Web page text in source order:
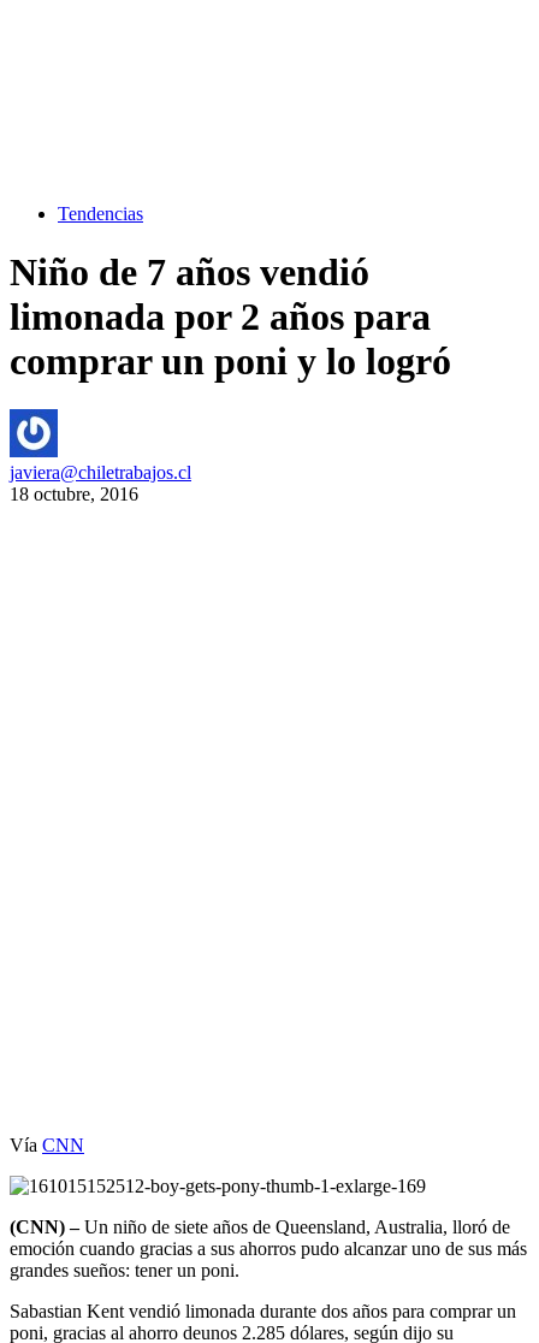
Tendencias
Niño de 7 años vendió
limonada por 2 años para
comprar un poni y lo logró
javiera@chiletrabajos.cl
18 octubre, 2016
Vía CNN
(CNN) –Un niño de siete años de Queensland, Australia, lloró de
emoción cuando gracias a sus ahorros pudo alcanzar uno de sus más
grandes sueños: tener un poni.
Sabastian Kent vendió limonada durante dos años para comprar un
poni, gracias al ahorro deunos 2.285 dólares, según dijo su